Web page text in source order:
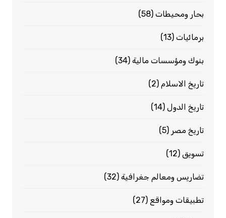
بحار ومحيطات(58)
برمائيات(13)
بنوك ومؤسسات مالية(34)
تاريخ الاسلام(2)
تاريخ الدول(14)
تاريخ مصر (5)
تسويق(12)
تضاريس ومعالم جغرافية(32)
تطبيقات ومواقع (27)